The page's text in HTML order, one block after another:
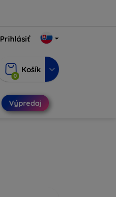
Prihlásiť
0
Košík
Výpredaj